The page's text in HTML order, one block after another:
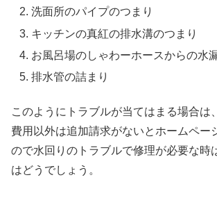
洗面所のパイプのつまり
キッチンの真紅の排水溝のつまり
お風呂場のしゃわーホースからの水
排水管の詰まり
このようにトラブルが当てはまる場合は
費用以外は追加請求がないとホームペー
ので水回りのトラブルで修理が必要な時
はどうでしょう。